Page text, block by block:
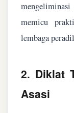
memicu
lembaga
2. Diklat
Asasi